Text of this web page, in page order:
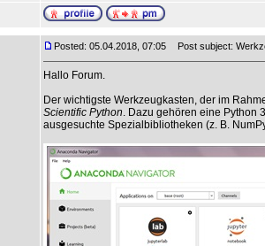
Posted: 05.04.2018, 07:05 Post subject:
Hallo Forum.
Der wichtigste Werkzeugkasten, der im
Scientific Python. Dazu gehören eine Python
ausgesuchte Spezialbibliotheken (z. B.